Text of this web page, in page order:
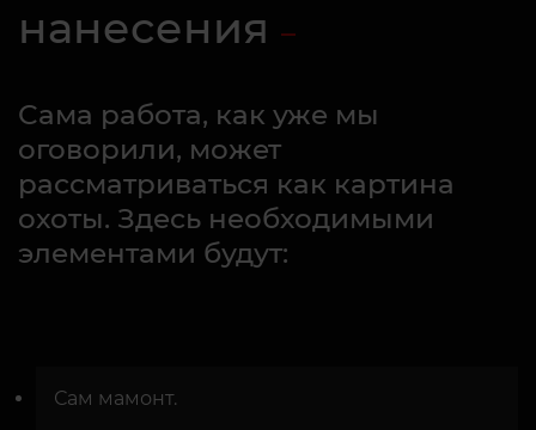
нанесения
Сама работа, как уже мы
оговорили, может
рассматриваться как картина
охоты. Здесь необходимыми
элементами будут:
Сам мамонт.